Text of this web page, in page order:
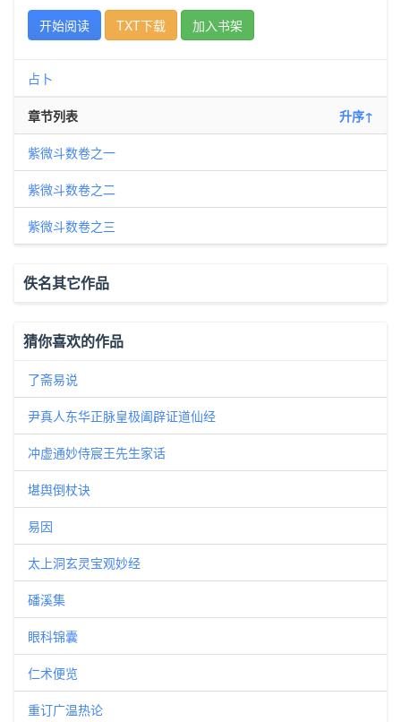
开始阅读
TXT下载 加入书架
占卜
章节列表 升序↑
紫微斗数卷之一
紫微斗数卷之二
紫微斗数卷之三
佚名其它作品
猜你喜欢的作品
了斋易说
尹真人东华正脉皇极阖辟证道仙经
冲虚通妙侍宸王先生家话
堪舆倒杖诀
易因
太上洞玄灵宝观妙经
磻溪集
眼科锦囊
仁术便览
重订广温热论